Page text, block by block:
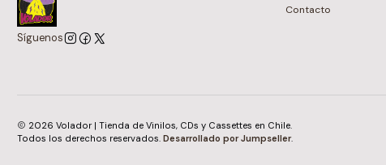
Síguenos
Contacto
2026 Volador | Tienda de Vinilos, CDs y Cassettes en Chile.
Todos los derechos reservados. Desarrollado por Jumpseller.